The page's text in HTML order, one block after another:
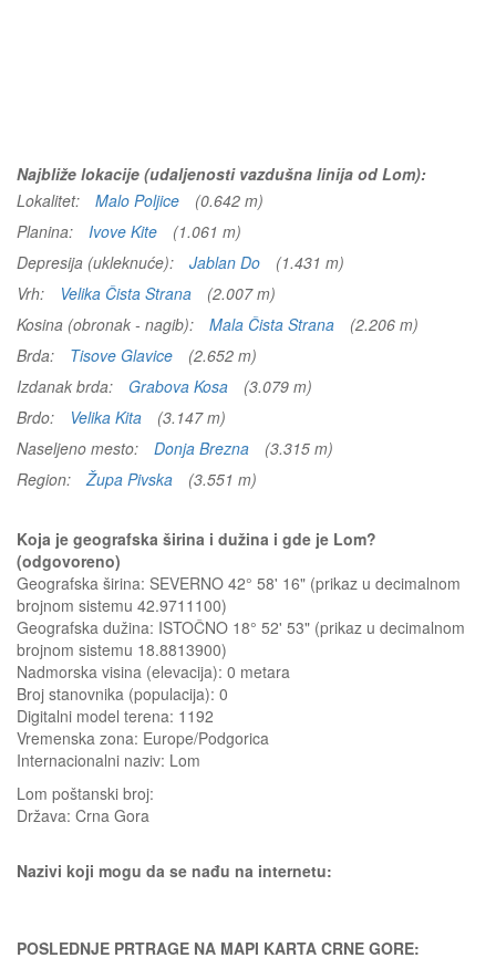
Najbliže lokacije (udaljenosti vazdušna linija od Lom):
Lokalitet:
Malo Poljice
(0.642 m)
Planina:
Ivove Kite
(1.061 m)
Depresija (ukleknuće):
Jablan Do
(1.431 m)
Vrh:
Velika Čista Strana
(2.007 m)
Kosina (obronak - nagib):
Mala Čista Strana
(2.206 m)
Brda:
Tisove Glavice
(2.652 m)
Izdanak brda:
Grabova Kosa
(3.079 m)
Brdo:
Velika Kita
(3.147 m)
Naseljeno mesto:
Donja Brezna
(3.315 m)
Region:
Župa Pivska (3.551 m)
Koja je geografska širina i dužina i gde je Lom?
(odgovoreno)
Geografska širina: SEVERNO 42° 58' 16" (prikaz u decimalnom
brojnom sistemu 42.9711100)
Geografska dužina: ISTOČNO 18° 52' 53" (prikaz u decimalnom
brojnom sistemu 18.8813900)
Nadmorska visina (elevacija): 0 metara
Broj stanovnika (populacija): 0
Digitalni model terena: 1192
Vremenska zona: Europe/Podgorica
Internacionalni naziv: Lom
Lom poštanski broj:
Država: Crna Gora
Nazivi koji mogu da se nađu na internetu:
POSLEDNJE PRTRAGE NA MAPI KARTA CRNE GORE: